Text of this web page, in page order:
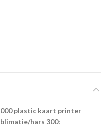
plastic kaart printer
hars 300: